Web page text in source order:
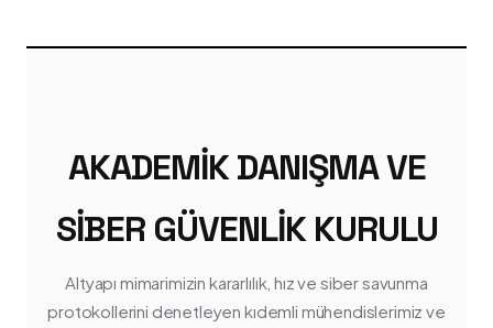
AKADEMIK DANIŞMA VE
SIBER GÜVENLIK KURULU
Altyapı mimarimizin kararlılık, hız ve siber savunma
protokollerini denetleyen kıdemli mühendislerimiz ve